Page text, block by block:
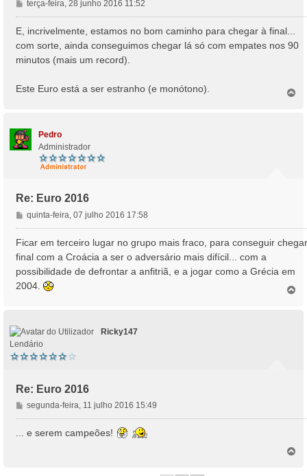
M
e
n
g
m
terça-feira, 28 junho 2016 11:52
E, incrivelmente, estamos no bom caminho para chegar à final...
com sorte, ainda conseguimos chegar lá só com empates nos 90
minutos (mais um record).
Este Euro está a ser estranho (e monótono).
Pedro
Administrador
Re: Euro 2016
M
e
n
g
e
quinta-feira, 07 julho 2016 17:58
Ficar em terceiro lugar no grupo mais fraco, para conseguir
final com a Croácia a ser o adversário mais difícil... com a
possibilidade de defrontar a anfitriã, e a jogar como a Grécia em
2004.
Ricky147
Lendário
Re: Euro 2016
M
e
n
segunda-feira, 11 julho 2016 15:49
... e serem campeões!